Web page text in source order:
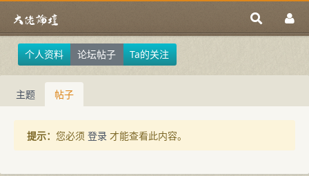
个人资料 论坛帖子 Ta的关注
主题 帖子
提示： 您必须 登录 才能查看此内容。